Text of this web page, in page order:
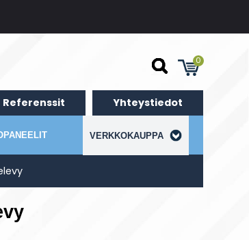
0
Referenssit Yhteystiedot
VERKKOKAUPPA